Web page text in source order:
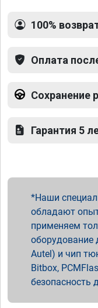
100%
Оплата
Сохранение
Гарантия 5
Наши
обладают
применяем
оборудование
Autel) и чип
Bitbox,
безопасность